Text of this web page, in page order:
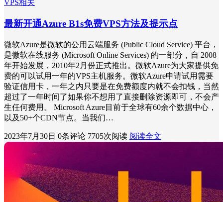
VPS相关
最新开通Azure B1s免费VPS方法及提示点
微软Azure是微软的公用云端服务 (Public Cloud Service) 平台，
是微软在线服务 (Microsoft Online Services) 的一部分，自 2008
年开始发展，2010年2月份正式推出。微软Azure为大家提供免
费的可以试用一年的VPS主机服务。微软Azure申请试用需要
验证信用卡，一年之内只要是在免费额度内就不会扣钱，当然
超过了一年时间了如果你不想用了直接删除资源即可，不会产
生任何费用。 Microsoft Azure目前于全球有60余个数据中心，
以及50+个CDN节点。当我们…
2023年7月30日 0条评论 7705次阅读 阅读全文